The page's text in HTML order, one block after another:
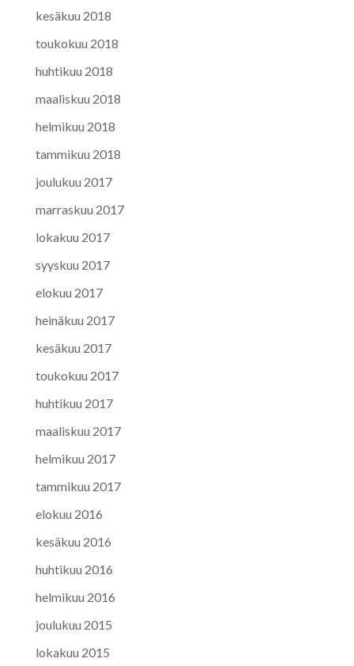
kesäkuu 2018
toukokuu 2018
huhtikuu 2018
maaliskuu 2018
helmikuu 2018
tammikuu 2018
joulukuu 2017
marraskuu 2017
lokakuu 2017
syyskuu 2017
elokuu 2017
heinäkuu 2017
kesäkuu 2017
toukokuu 2017
huhtikuu 2017
maaliskuu 2017
helmikuu 2017
tammikuu 2017
elokuu 2016
kesäkuu 2016
huhtikuu 2016
helmikuu 2016
joulukuu 2015
lokakuu 2015